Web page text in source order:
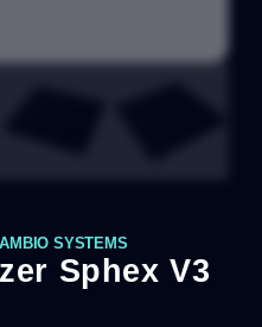
SYSTEMS
Sphex V3